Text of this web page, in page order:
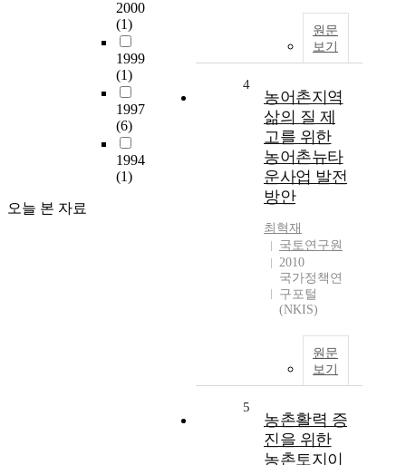
2000
(1)
1999
(1)
1997
(6)
1994
(1)
오늘 본 자료
원문
보기
4
농어촌지역
삶의 질 제
고를 위한
농어촌뉴타
운사업 발전
방안
최혁재
국토연구원
2010
국가정책연
구포털
(NKIS)
원문
보기
5
농촌활력 증
진을 위한
농촌토지이